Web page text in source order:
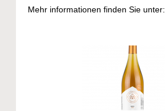
Mehr informationen finden Sie unter: